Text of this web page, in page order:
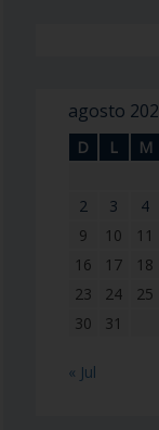
agosto
D L M
2
3 4
9
10 11
16
17 18
23
24 25
30
31
« Jul